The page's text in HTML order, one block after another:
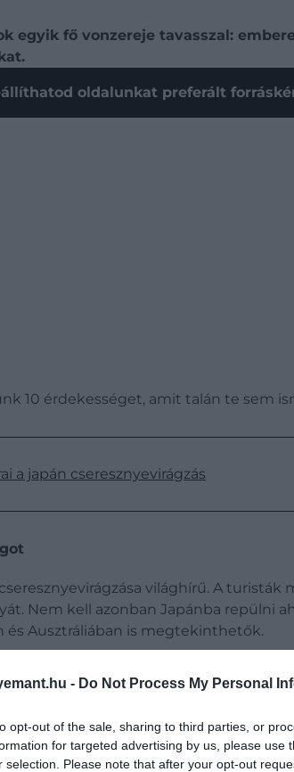
- Do Not Process My Personal
opt-out of the sale, sharing to third parties, or
for targeted advertising by us, please use
selection. Please note that after your opt-out
egyik fő vonzereje tavasszal:
oldalunkat preferált
10 érdekességet, amit talán te sem
a japán cseresznyevirágzás
világhírű. A
Nem kell azonban Japánba
és Ausztráliában is megtekinthetők.
a „világ cseresznyevirág fővárosa" −